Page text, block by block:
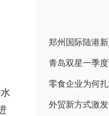
郑州国际陆港
青岛双星一季
零食企业为何
外贸新方式激